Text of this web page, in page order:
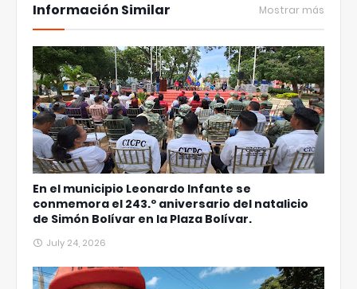
Información Similar Mostrar más
En el municipio Leonardo Infante se
conmemora el 243.º aniversario del natalicio
de Simón Bolívar en la Plaza Bolívar.
July 24, 2026